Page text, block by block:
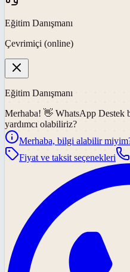
Eğitim Danışmanı
Çevrimiçi (online)
Eğitim Danışmanı
Merhaba! 👋 WhatsApp Destek
yardımcı olabiliriz?
Merhaba, bilgi alabilir
Fiyat ve taksit seçenekleri